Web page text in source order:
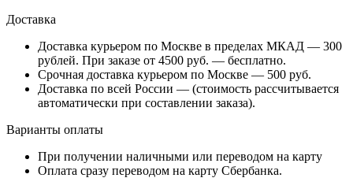
Доставка
Доставка курьером по Москве в пределах МКАД — 300
рублей. При заказе от 4500 руб. — бесплатно.
Срочная доставка курьером по Москве — 500 руб.
Доставка по всей России — (стоимость рассчитывается
автоматически при составлении заказа).
Варианты оплаты
При получении наличными или переводом на карту
Оплата сразу переводом на карту Сбербанка.